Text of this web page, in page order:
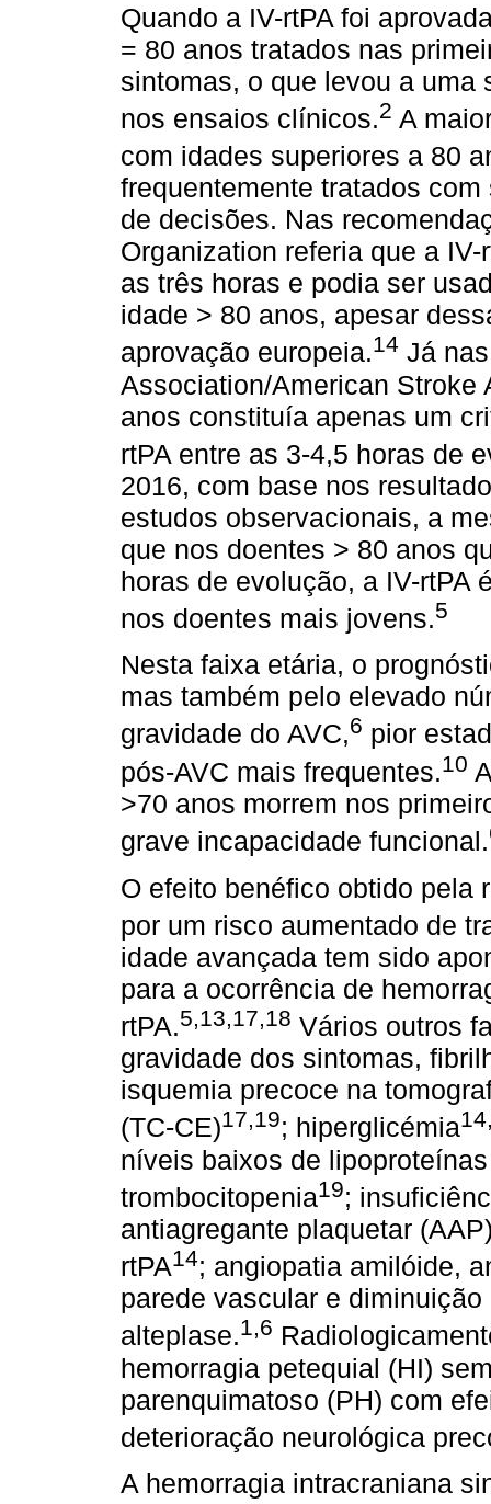
Quando a IV-rtPA foi
= 80 anos tratados nas
sintomas, o que levou a uma
nos ensaios clínicos.2 A
com idades superiores a 80
frequentemente tratados
de decisões. Nas
Organization referia que a
as três horas e podia ser
idade > 80 anos, apesar
aprovação europeia.14 Já
Association/American Stroke
anos constituía apenas um
rtPA entre as 3-4,5 horas de
2016, com base nos
estudos observacionais, a
que nos doentes > 80 anos
horas de evolução, a IV-rtPA
nos doentes mais jovens.5
Nesta faixa etária, o
mas também pelo elevado
gravidade do AVC,6 pior
pós-AVC mais frequentes.10
>70 anos morrem nos
grave incapacidade funcional.
O efeito benéfico obtido pela
por um risco aumentado de
idade avançada tem sido
para a ocorrência de
rtPA.5,13,17,18 Vários outros
gravidade dos sintomas,
isquemia precoce na
(TC-CE)17,19; hiperglicémia
níveis baixos de
trombocitopenia19;
antiagregante plaquetar
rtPA14; angiopatia amilóide,
parede vascular e
alteplase.1,6
hemorragia petequial (HI)
parenquimatoso (PH) com
deterioração neurológica
A hemorragia intracraniana